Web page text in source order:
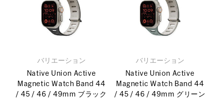
バリエーション
Native Union Active
Magnetic Watch Band 44
/ 45 / 46 / 49mm ブラック
バリエーション
Native Union Active
Magnetic Watch Band 44
/ 45 / 46 / 49mm グリーン